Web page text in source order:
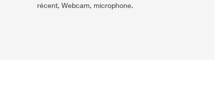
récent, Webcam, microphone.